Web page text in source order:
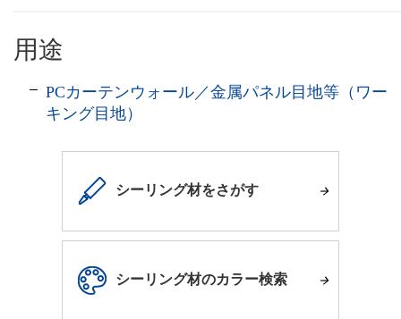
用途
PCカーテンウォール／金属パネル目地等（ワー
キング目地）
シーリング材をさがす
シーリング材のカラー検索